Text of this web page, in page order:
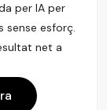
per IA per
sense esforç.
net a